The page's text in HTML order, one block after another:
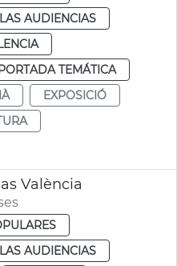
AUDIENCIAS
TEMÁTICA
EXPOSICIÓ
València
AUDIENCIAS